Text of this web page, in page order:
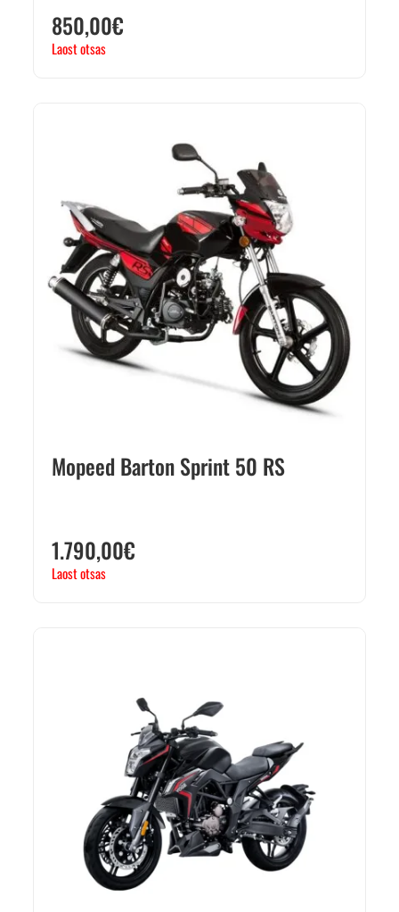
850,00€
Laost otsas
Mopeed Barton Sprint 50 RS
1.790,00€
Laost otsas